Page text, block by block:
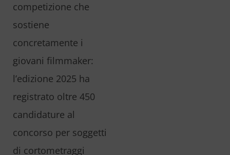
competizione che
sostiene
concretamente i
giovani filmmaker:
l’edizione 2025 ha
registrato oltre 450
candidature al
concorso per soggetti
di cortometraggi